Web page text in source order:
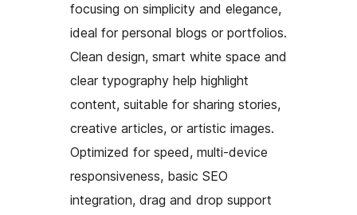
focusing on simplicity and elegance,
ideal for personal blogs or portfolios.
Clean design, smart white space and
clear typography help highlight
content, suitable for sharing stories,
creative articles, or artistic images.
Optimized for speed, multi-device
responsiveness, basic SEO
integration, drag and drop support